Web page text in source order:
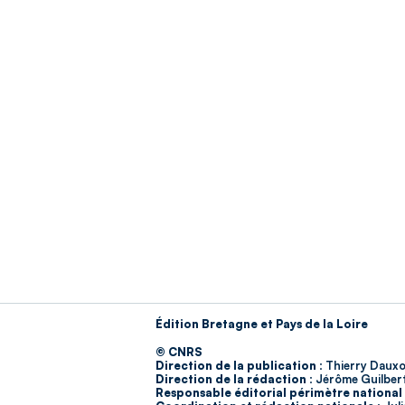
Édition Bretagne et Pays de la Loire
© CNRS
Direction de la publication : Thierry
Direction de la rédaction : Jérôme
Responsable éditorial périmètre national